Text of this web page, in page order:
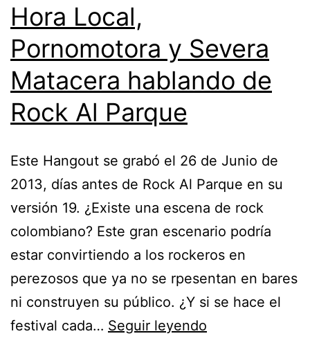
Hora Local,
Pornomotora y Severa
Matacera hablando de
Rock Al Parque
Este Hangout se grabó el 26 de Junio de
2013, días antes de Rock Al Parque en su
versión 19. ¿Existe una escena de rock
colombiano? Este gran escenario podría
estar convirtiendo a los rockeros en
perezosos que ya no se rpesentan en bares
ni construyen su público. ¿Y si se hace el
festival cada… Seguir leyendo